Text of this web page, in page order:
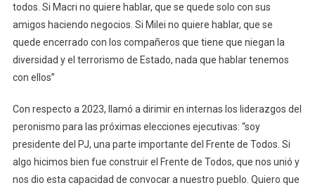
todos. Si Macri no quiere hablar, que se quede solo con sus
amigos haciendo negocios. Si Milei no quiere hablar, que se
quede encerrado con los compañeros que tiene que niegan la
diversidad y el terrorismo de Estado, nada que hablar tenemos
con ellos”
Con respecto a 2023, llamó a dirimir en internas los liderazgos del
peronismo para las próximas elecciones ejecutivas: “soy
presidente del PJ, una parte importante del Frente de Todos. Si
algo hicimos bien fue construir el Frente de Todos, que nos unió y
nos dio esta capacidad de convocar a nuestro pueblo. Quiero que